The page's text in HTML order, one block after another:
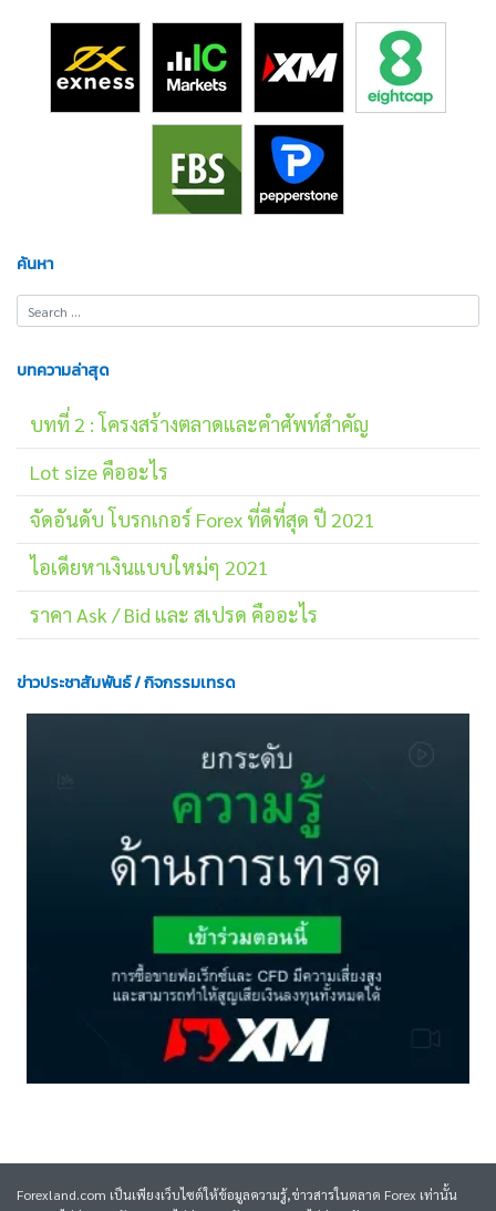
ค้นหา
บทความล่าสุด
บทที่ 2 : โครงสร้างตลาดและคำศัพท์สำคัญ
Lot size คืออะไร
จัดอันดับ โบรกเกอร์ Forex ที่ดีที่สุด ปี 2021
ไอเดียหาเงินแบบใหม่ๆ 2021
ราคา Ask / Bid และ สเปรด คืออะไร
ข่าวประชาสัมพันธ์ / กิจกรรมเทรด
Forexland.com เป็นเพียงเว็บไซต์ให้ข้อมูลความรู้,ข่าวสารในตลาด Forex เท่านั้น